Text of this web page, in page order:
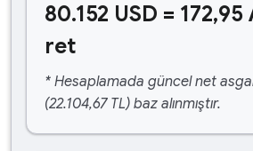
80.152 USD =
ret
* Hesaplamada güncel net
(22.104,67 TL) baz alınmıştır.